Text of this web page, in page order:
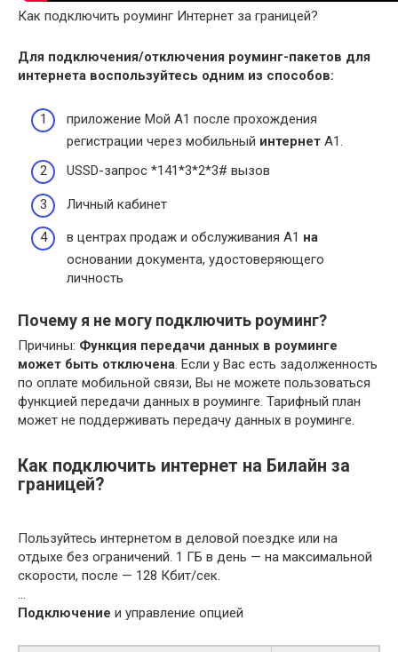
Как подключить роуминг Интернет за границей?
Для подключения/отключения роуминг-пакетов для
интернета воспользуйтесь одним из способов:
приложение Мой А1 после прохождения
регистрации через мобильный интернет A1.
USSD-запрос *141*3*2*3# вызов
Личный кабинет
в центрах продаж и обслуживания A1 на
основании документа, удостоверяющего
личность
Почему я не могу подключить роуминг?
Причины: Функция передачи данных в роуминге
может быть отключена. Если у Вас есть задолженность
по оплате мобильной связи, Вы не можете пользоваться
функцией передачи данных в роуминге. Тарифный план
может не поддерживать передачу данных в роуминге.
Как подключить интернет на Билайн за
границей?
Пользуйтесь интернетом в деловой поездке или на
отдыхе без ограничений. 1 ГБ в день — на максимальной
скорости, после — 128 Кбит/сек.
…
Подключение и управление опцией